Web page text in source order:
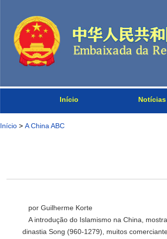
Início
Início> A China ABC
por Guilherme Korte
A introdução do Islamismo na China,
dinastia Song (960-1279), muitos